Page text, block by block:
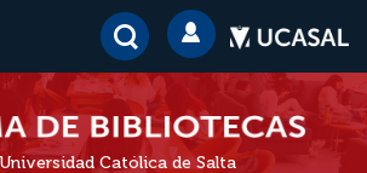
Católica de Salta